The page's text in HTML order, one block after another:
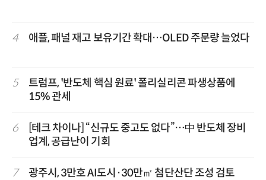
4 애플, 패널 재고 보유기간 확대…OLED 주문량 늘었다
5
트럼프, '반도체 핵심 원료' 폴리실리콘 파생상품에
15% 관세
6
[테크 차이나] “신규도 중고도 없다”…中 반도체 장비
업계, 공급난이 기회
7 광주시, 3만호 AI도시·30만㎡ 첨단산단 조성 검토